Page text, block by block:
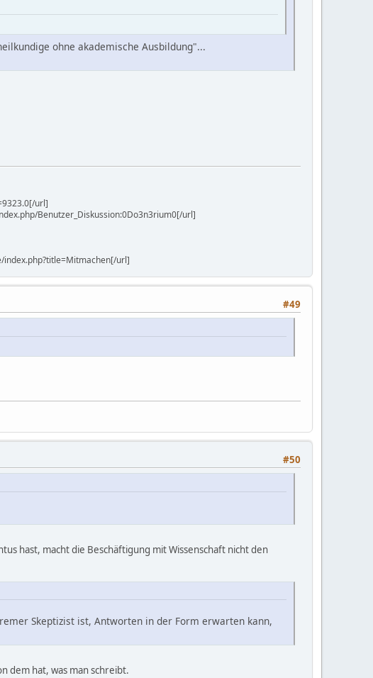
ohne akademische Ausbildung"...
url]
Benutzer_Diskussion:0Do3n3rium0[/url]
url]
#49
#50
hast, macht die Beschäftigung mit Wissenschaft nicht den
Skeptizist ist, Antworten in der Form erwarten kann,
dem hat, was man schreibt.